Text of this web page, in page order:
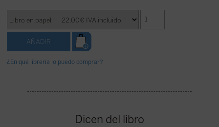
¿En qué librería lo puedo comprar?
Dicen del libro